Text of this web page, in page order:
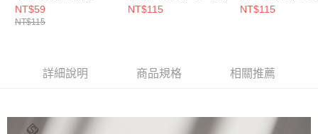
可選/售完不補)
NT$59
NT$115
NT$115
NT$115
詳細說明 商品規格 相關推薦